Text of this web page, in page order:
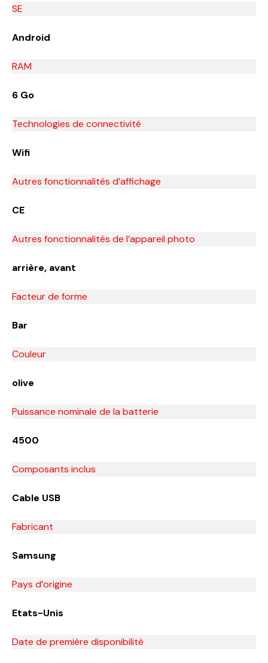
SE
Android
RAM
6 Go
Technologies de connectivité
Wifi
Autres fonctionnalités d’affichage
CE
Autres fonctionnalités de l’appareil photo
arrière, avant
Facteur de forme
Bar
Couleur
olive
Puissance nominale de la batterie
4500
Composants inclus
Cable USB
Fabricant
Samsung
Pays d’origine
Etats-Unis
Date de première disponibilité